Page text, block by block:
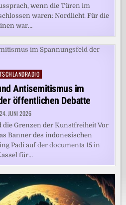
wenn die Türen im
waren: Nordlicht. Für die
war…
Antisemitismus im
öffentlichen Debatte
24. JUNI 2026
Grenzen der Kunstfreiheit Vor
Banner des indonesischen
Padi auf der documenta 15 in
für…